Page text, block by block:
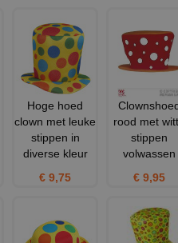
Hoge hoed
clown met leuke
stippen in
diverse kleur
€ 9,75
rood met
stippen
volwassen
€ 9,95